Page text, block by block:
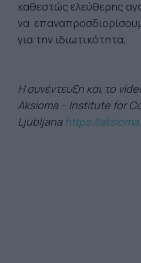
καθεστώς ελεύθερης
να
για την ιδιωτικότητα;
Η συνέντευξη και το
Aksioma – Institute for
Ljubljanahttps://